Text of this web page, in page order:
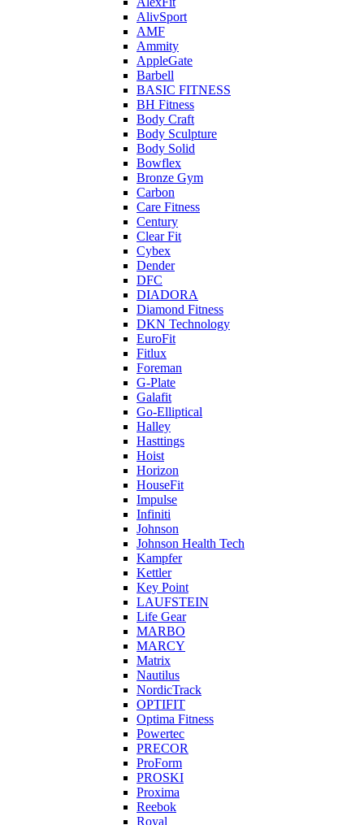
AlivSport
AMF
Ammity
AppleGate
Barbell
BASIC FITNESS
BH Fitness
Body Craft
Body Sculpture
Body Solid
Bowflex
Bronze Gym
Carbon
Care Fitness
Century
Clear Fit
Cybex
Dender
DFC
DIADORA
Diamond Fitness
DKN Technology
EuroFit
Fitlux
Foreman
G-Plate
Galafit
Go-Elliptical
Halley
Hasttings
Hoist
Horizon
HouseFit
Impulse
Infiniti
Johnson
Johnson Health Tech
Kampfer
Kettler
Key Point
LAUFSTEIN
Life Gear
MARBO
MARCY
Matrix
Nautilus
NordicTrack
OPTIFIT
Optima Fitness
Powertec
PRECOR
ProForm
PROSKI
Proxima
Reebok
Royal